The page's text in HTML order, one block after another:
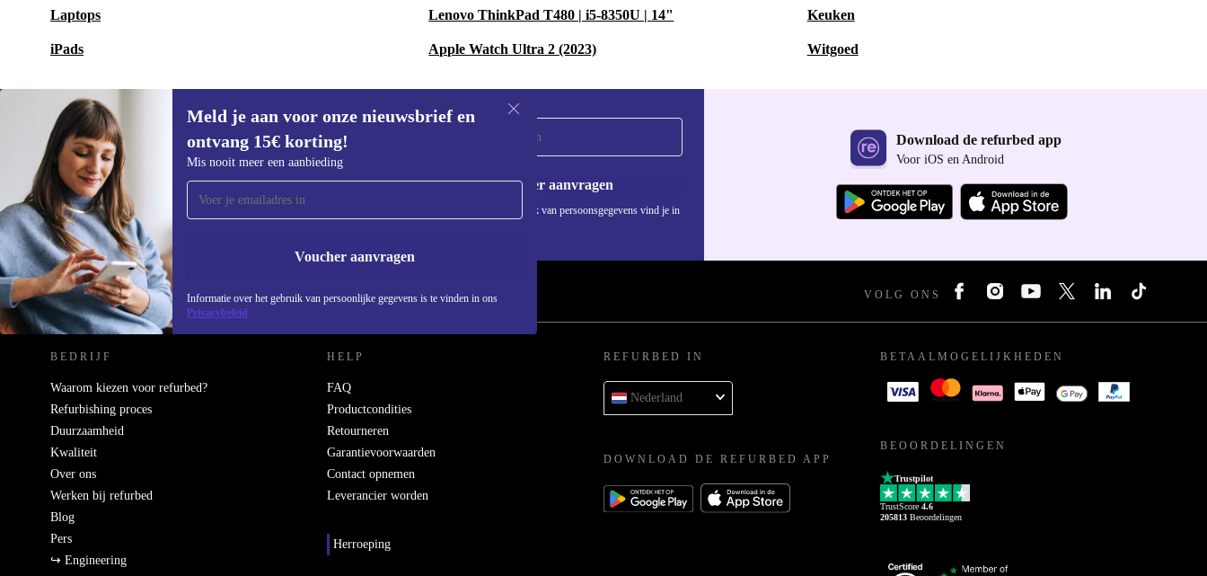
Laptops
iPads
Lenovo ThinkPad T480 | i5-8350U | 14"
Apple Watch Ultra 2 (2023)
Keuken
Witgoed
Meld je aan voor onze nieuwsbrief en
ontvang 15€ korting!
Mis nooit meer een aanbieding
Voucher aanvragen
Informatie over het gebruik van persoonlijke gegevens is te vinden in ons
Privacybeleid
Meld je aan voor onze nieuwsbrief en
ontvang €15 korting!
Mis nooit meer een aanbieding.
Voucher aanvragen
Informatie over het gebruik van persoonsgegevens vind je in
Download de refurbed app
Voor iOS en Android
REFURBED NEDERLAND - RETHINK NEW. VOLG ONS
BEDRIJF
Waarom kiezen voor refurbed?
Refurbishing proces
Duurzaamheid
Kwaliteit
Over ons
Werken bij refurbed
Blog
Pers
↪ Engineering
HELP
FAQ
Productcondities
Retourneren
Garantievoorwaarden
Contact opnemen
Leverancier worden
Herroeping
REFURBED IN
Nederland
DOWNLOAD DE REFURBED APP
BETAALMOGELIJKHEDEN
BEOORDELINGEN
Trustpilot
TrustScore 4.6
205813 Beoordelingen